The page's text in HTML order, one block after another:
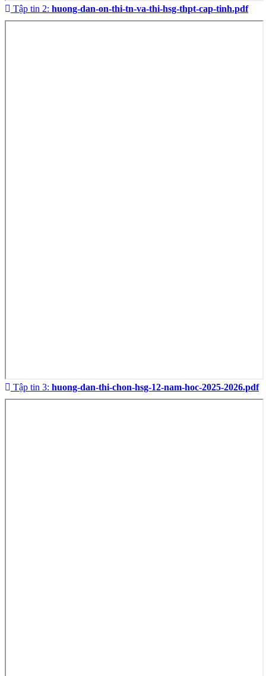
Tập tin 2: huong-dan-on-thi-tn-va-thi-hsg-thpt-cap-tinh.pdf
Tập tin 3: huong-dan-thi-chon-hsg-12-nam-hoc-2025-2026.pdf